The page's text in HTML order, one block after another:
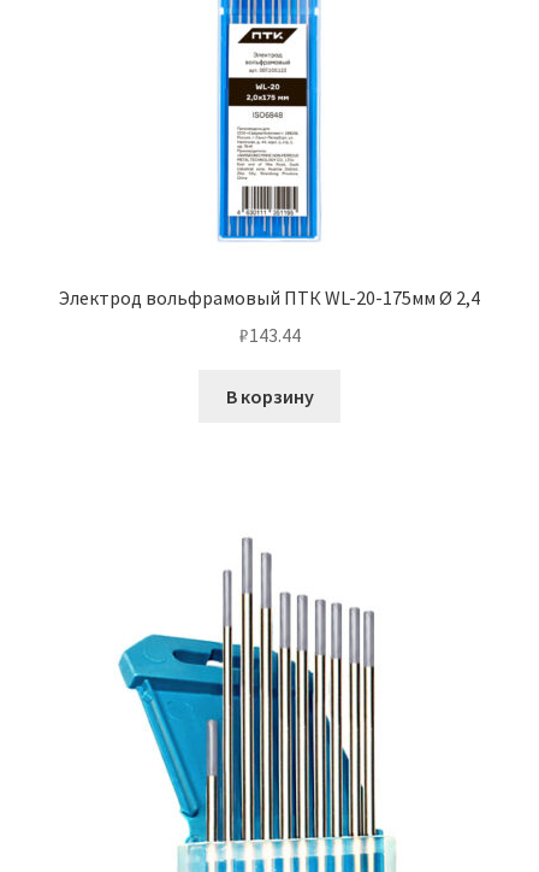
Электрод вольфрамовый ПТК WL-20-175мм Ø 2,4
₽143.44
В корзину